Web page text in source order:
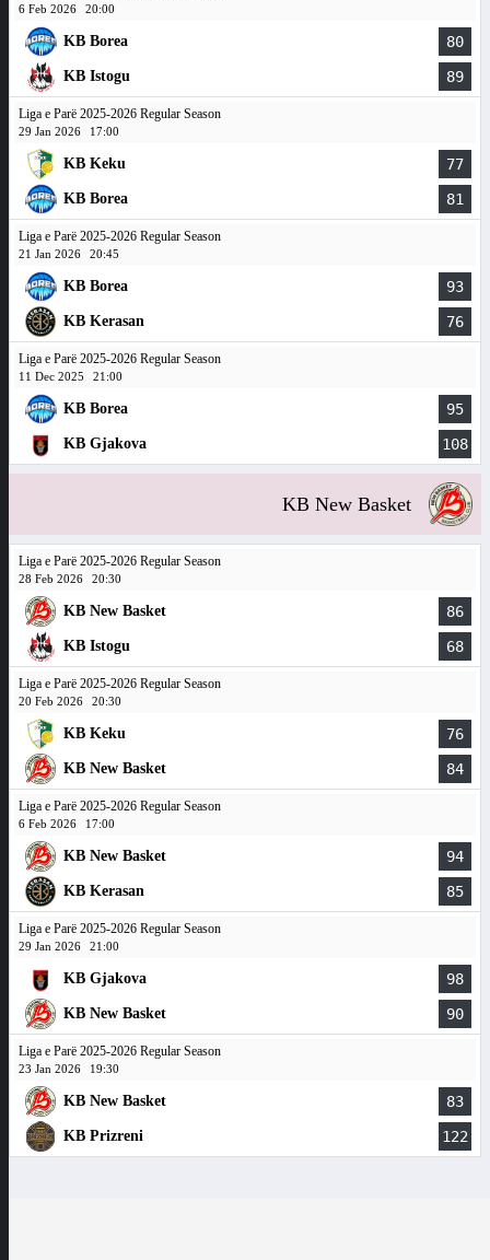
6 Feb 2026 20:00
KB Borea 80
KB Istogu 89
Liga e Parë 2025-2026 Regular Season
29 Jan 2026 17:00
KB Keku 77
KB Borea 81
Liga e Parë 2025-2026 Regular Season
21 Jan 2026 20:45
KB Borea 93
KB Kerasan 76
Liga e Parë 2025-2026 Regular Season
11 Dec 2025 21:00
KB Borea 95
KB Gjakova 108
KB New Basket
Liga e Parë 2025-2026 Regular Season
28 Feb 2026 20:30
KB New Basket 86
KB Istogu 68
Liga e Parë 2025-2026 Regular Season
20 Feb 2026 20:30
KB Keku 76
KB New Basket 84
Liga e Parë 2025-2026 Regular Season
6 Feb 2026 17:00
KB New Basket 94
KB Kerasan 85
Liga e Parë 2025-2026 Regular Season
29 Jan 2026 21:00
KB Gjakova 98
KB New Basket 90
Liga e Parë 2025-2026 Regular Season
23 Jan 2026 19:30
KB New Basket 83
KB Prizreni 122